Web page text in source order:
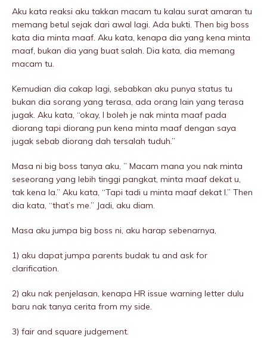
Aku kata reaksi aku takkan macam tu kalau surat amaran tu
memang betul sejak dari awal lagi. Ada bukti. Then big boss
kata dia minta maaf. Aku kata, kenapa dia yang kena minta
maaf, bukan dia yang buat salah. Dia kata, dia memang
macam tu.
Kemudian dia cakap lagi, sebabkan aku punya status tu
bukan dia sorang yang terasa, ada orang lain yang terasa
jugak. Aku kata, “okay, I boleh je nak minta maaf pada
diorang tapi diorang pun kena minta maaf dengan saya
jugak sebab diorang dah tersalah tuduh.”
Masa ni big boss tanya aku, ” Macam mana you nak minta
seseorang yang lebih tinggi pangkat, minta maaf dekat u,
tak kena la.” Aku kata, “Tapi tadi u minta maaf dekat I.” Then
dia kata, “that’s me.” Jadi, aku diam.
Masa aku jumpa big boss ni, aku harap sebenarnya,
1) aku dapat jumpa parents budak tu and ask for
clarification.
2) aku nak penjelasan, kenapa HR issue warning letter dulu
baru nak tanya cerita from my side.
3) fair and square judgement.